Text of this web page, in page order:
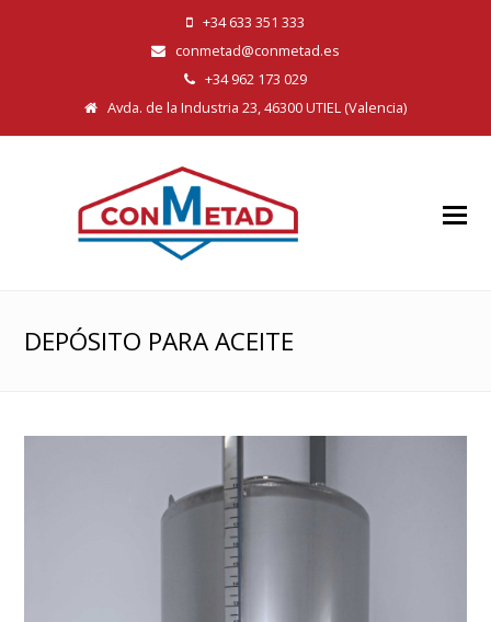
+34 633 351 333
conmetad@conmetad.es
+34 962 173 029
Avda. de la Industria 23, 46300 UTIEL (Valencia)
DEPÓSITO PARA ACEITE